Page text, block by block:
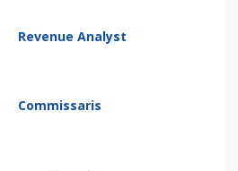
Revenue Analyst
Commissaris